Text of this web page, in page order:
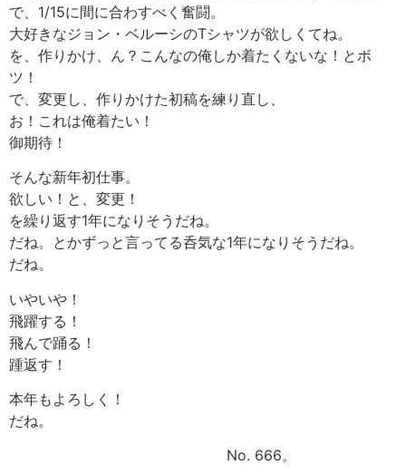
で、1/15に間に合わすべく奮闘。
大好きなジョン・ベルーシのTシャツが欲しくてね。
を、作りかけ、ん？こんなの俺しか着たくないな！とボ
ツ！
で、変更し、作りかけた初稿を練り直し、
お！これは俺着たい！
御期待！
そんな新年初仕事。
欲しい！と、変更！
を繰り返す1年になりそうだね。
だね。とかずっと言ってる呑気な1年になりそうだね。
だね。
いやいや！
飛躍する！
飛んで踊る！
踵返す！
本年もよろしく！
だね。
No. 666。